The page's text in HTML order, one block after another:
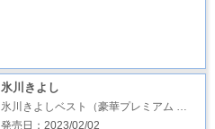
氷川きよし
氷川きよしベスト（豪華プレミアム …
発売日：2023/02/02